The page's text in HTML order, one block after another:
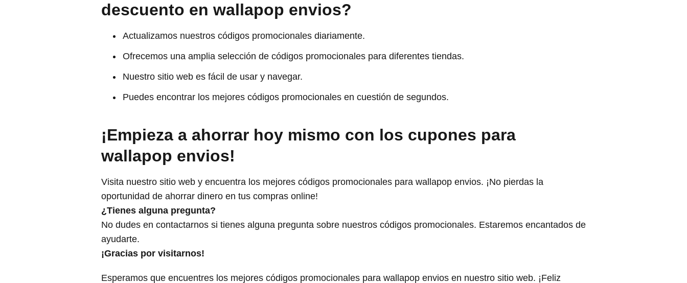
descuento en wallapop envios?
Actualizamos nuestros códigos promocionales diariamente.
Ofrecemos una amplia selección de códigos promocionales para diferentes tiendas.
Nuestro sitio web es fácil de usar y navegar.
Puedes encontrar los mejores códigos promocionales en cuestión de segundos.
¡Empieza a ahorrar hoy mismo con los cupones para
wallapop envios!
Visita nuestro sitio web y encuentra los mejores códigos promocionales para wallapop envios. ¡No pierdas la
oportunidad de ahorrar dinero en tus compras online!
¿Tienes alguna pregunta?
No dudes en contactarnos si tienes alguna pregunta sobre nuestros códigos promocionales. Estaremos encantados de
ayudarte.
¡Gracias por visitarnos!
Esperamos que encuentres los mejores códigos promocionales para wallapop envios en nuestro sitio web. ¡Feliz